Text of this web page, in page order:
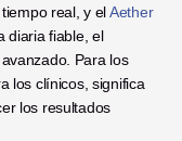
real, y el Aether
diaria fiable, el
Para los
los clínicos, significa
los resultados